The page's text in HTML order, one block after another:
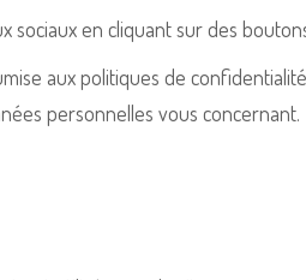
sociaux en cliquant sur des
aux politiques de
personnelles vous concernant.